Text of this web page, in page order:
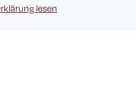
lesen